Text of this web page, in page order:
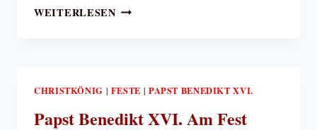
WEITERLESENZUM
JESU
CHRISTKÖNIG | FESTE | PAPST BENEDIKT XVI.
Papst Benedikt XVI. Am Fest